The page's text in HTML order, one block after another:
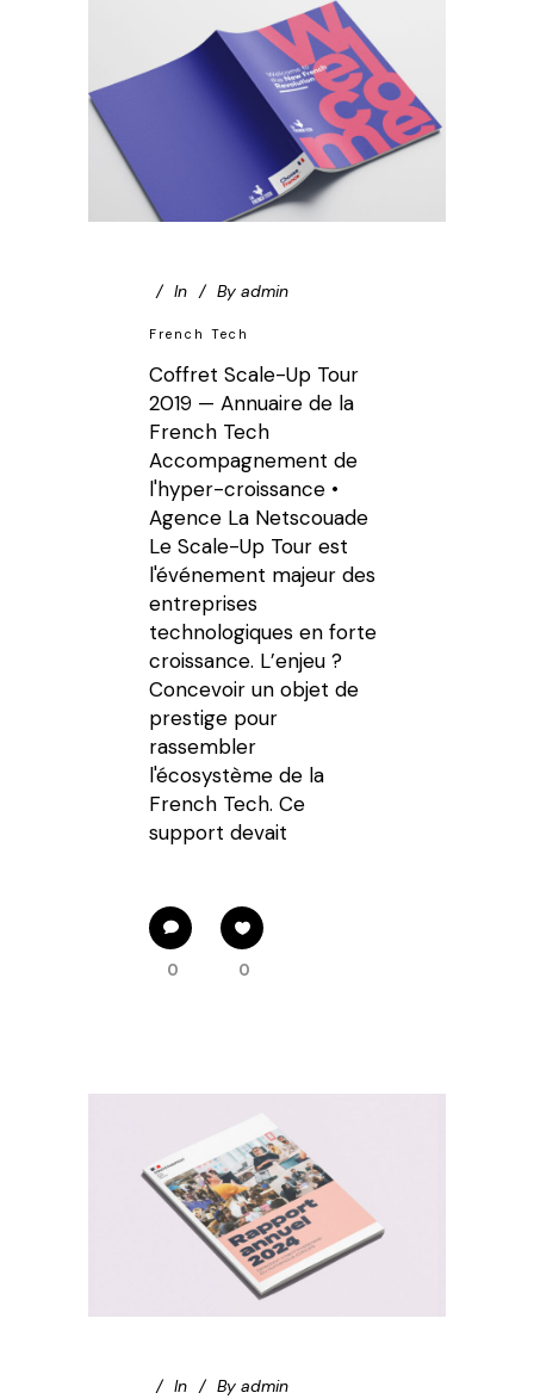
In By admin
French Tech
Coffret Scale-Up Tour
2019 — Annuaire de la
French Tech
Accompagnement de
l'hyper-croissance •
Agence La Netscouade
Le Scale-Up Tour est
l'événement majeur des
entreprises
technologiques en forte
croissance. L’enjeu ?
Concevoir un objet de
prestige pour
rassembler
l'écosystème de la
French Tech. Ce
support devait
0 0
In By admin